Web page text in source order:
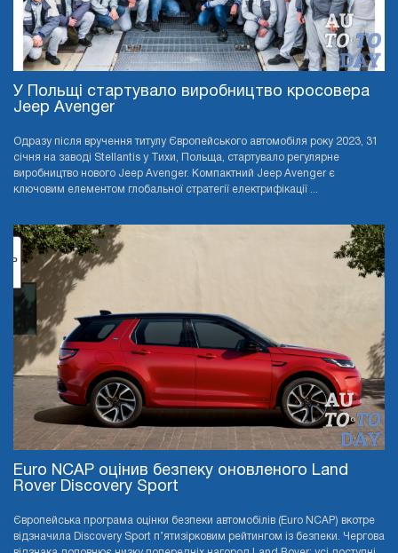
У Польщі стартувало виробництво кросовера
Jeep Avenger
Одразу після вручення титулу Європейського автомобіля року 2023, 31
січня на заводі Stellantis у Тихи, Польща, стартувало регулярне
виробництво нового Jeep Avenger. Компактний Jeep Avenger є
ключовим елементом глобальної стратегії електрифікації ...
Euro NCAP оцінив безпеку оновленого Land
Rover Discovery Sport
Європейська програма оцінки безпеки автомобілів (Euro NCAP) вкотре
відзначила Discovery Sport п’ятизірковим рейтингом із безпеки. Чергова